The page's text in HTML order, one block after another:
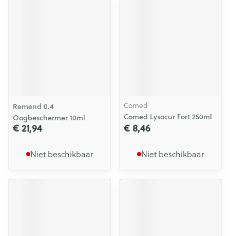
Remend 0.4
Oogbeschermer 10ml
€ 21,94
Niet beschikbaar
Comed
Comed Lysocur Fort 250ml
€ 8,46
Niet beschikbaar